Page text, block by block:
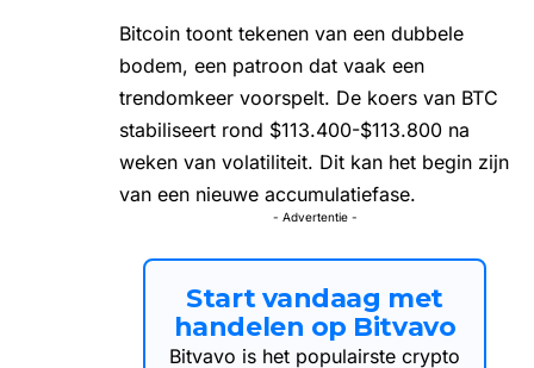
Bitcoin toont tekenen van een dubbele
bodem, een patroon dat vaak een
trendomkeer voorspelt. De koers van BTC
stabiliseert rond $113.400-$113.800 na
weken van volatiliteit. Dit kan het begin zijn
van een nieuwe accumulatiefase.
- Advertentie -
Start vandaag met
handelen op Bitvavo
Bitvavo is het populairste crypto